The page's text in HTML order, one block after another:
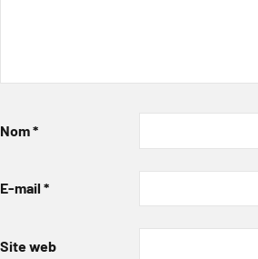
Nom*
E-mail *
Site web